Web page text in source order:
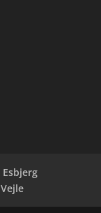
Esbjerg
Vejle